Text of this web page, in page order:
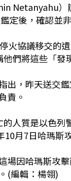
Netanyahu
定後，確認並
火協議移交的
們將這些「發
出，昨天送交
責。
人質是以色
月7日哈瑪斯
場因哈瑪斯攻
(編輯：楊翎)